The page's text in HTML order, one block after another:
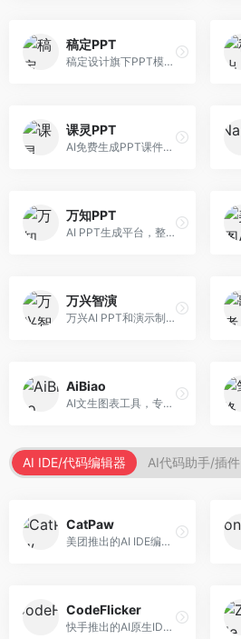
稿定PPT
稿定设计旗下PPT模板资源库，整合AI生成功能。面向设计师和职场人士，提供海量PPT模板、AI内容生成等服务，模板质量高。
课灵PPT
AI免费生成PPT课件平台，专注于教育场景。面向教师和教育工作者，提供课件生成、教学设计、模板选择等服务，教育适配性强。
万知PPT
AI PPT生成平台，整合知识库与创作功能。面向职场人士，支持内容检索、PPT生成、设计优化等服务，知识整合能力强。
万兴智演
万兴AI PPT和演示制作软件，整合视频演示功能。面向职场人士和教育工作者，提供PPT生成、演示录制、视频制作等服务，演示功能完善。
AiBiao
AI文生图表工具，专注于数据可视化展示。面向数据分析师和职场人士，提供图表生成、数据可视化、PPT嵌入等服务，数据展示专业。
AI IDE/代码编辑器 AI代码助手/插件
CatPaw
美团推出的AI IDE编程工具，专注于本地开发生态。面向开发者，提供智能代码补全、代码生成、项目管理等服务，本地开发体验好。
CodeFlicker
快手推出的AI原生IDE，专注于短视频相关开发。面向快手生态开发者，提供代码生成、调试辅助等服务，与快手开发生态深度整合。